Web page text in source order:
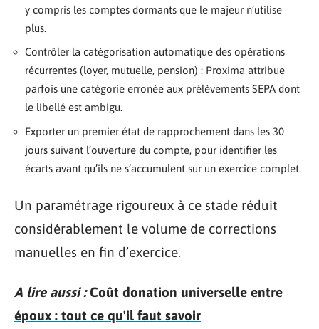
y compris les comptes dormants que le majeur n’utilise
plus.
Contrôler la catégorisation automatique des opérations
récurrentes (loyer, mutuelle, pension) : Proxima attribue
parfois une catégorie erronée aux prélèvements SEPA dont
le libellé est ambigu.
Exporter un premier état de rapprochement dans les 30
jours suivant l’ouverture du compte, pour identifier les
écarts avant qu’ils ne s’accumulent sur un exercice complet.
Un paramétrage rigoureux à ce stade réduit
considérablement le volume de corrections
manuelles en fin d’exercice.
A lire aussi : Coût donation universelle entre
époux : tout ce qu'il faut savoir